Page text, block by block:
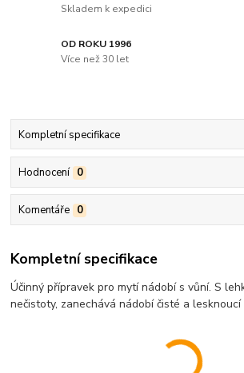
Skladem k expedici
OD ROKU 1996
Více než 30 let
Kompletní specifikace
Hodnocení 0
Komentáře 0
Kompletní specifikace
Účinný přípravek pro mytí nádobí s vůní. S
nečistoty, zanechává nádobí čisté a lesknoucí